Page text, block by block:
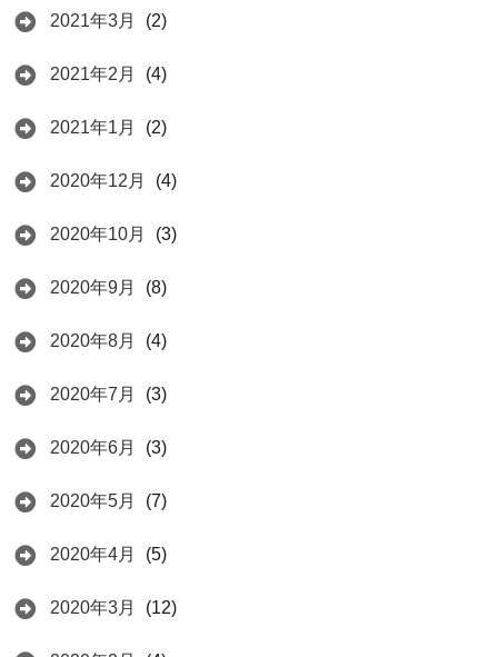
2021年3月 (2)
2021年2月 (4)
2021年1月 (2)
2020年12月 (4)
2020年10月 (3)
2020年9月 (8)
2020年8月 (4)
2020年7月 (3)
2020年6月 (3)
2020年5月 (7)
2020年4月 (5)
2020年3月 (12)